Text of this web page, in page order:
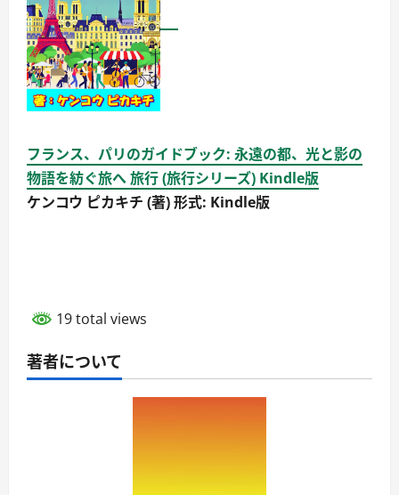
フランス、パリのガイドブック: 永遠の都、光と影の
物語を紡ぐ旅へ 旅行 (旅行シリーズ) Kindle版
ケンコウ ピカキチ (著) 形式: Kindle版
19 total views
著者について